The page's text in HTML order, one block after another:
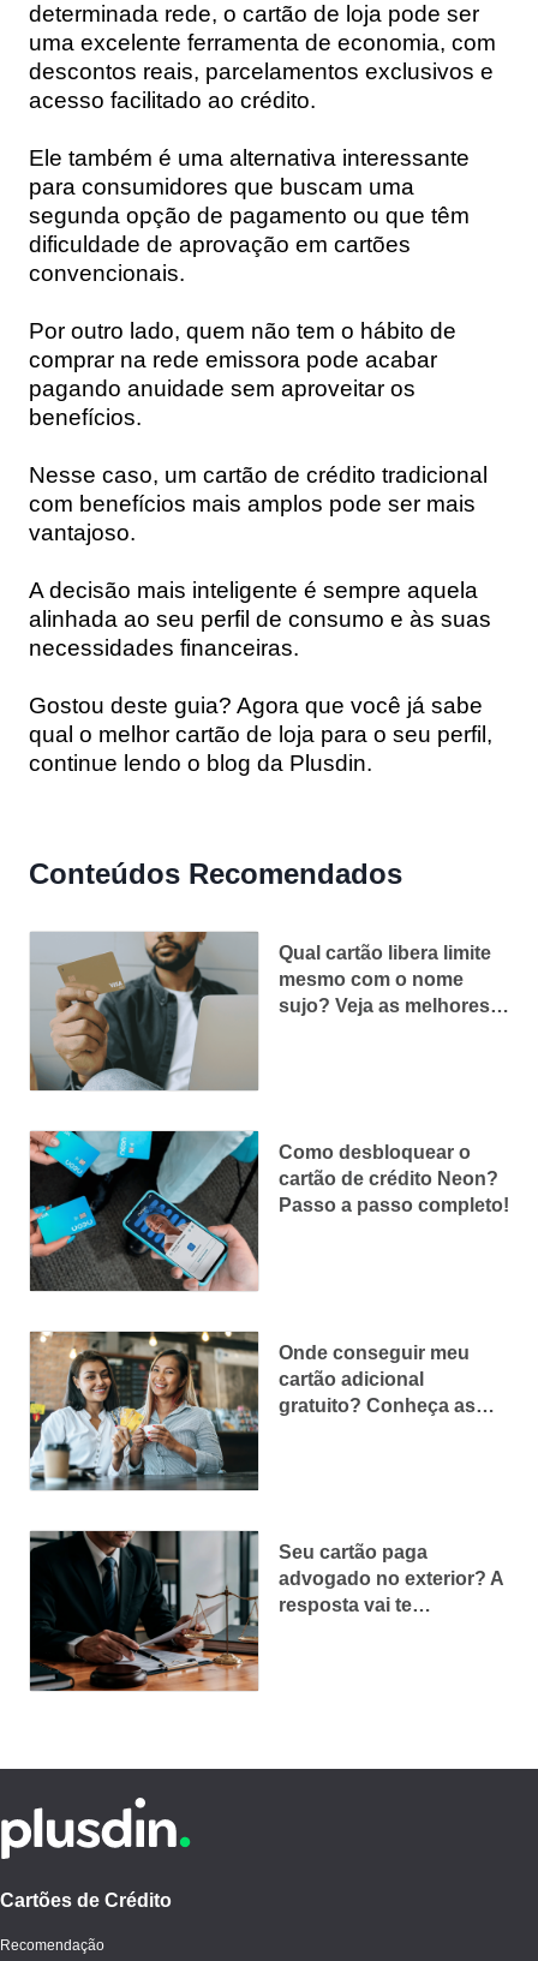
determinada rede, o cartão de loja pode ser
uma excelente ferramenta de economia, com
descontos reais, parcelamentos exclusivos e
acesso facilitado ao crédito.
Ele também é uma alternativa interessante
para consumidores que buscam uma
segunda opção de pagamento ou que têm
dificuldade de aprovação em cartões
convencionais.
Por outro lado, quem não tem o hábito de
comprar na rede emissora pode acabar
pagando anuidade sem aproveitar os
benefícios.
Nesse caso, um cartão de crédito tradicional
com benefícios mais amplos pode ser mais
vantajoso.
A decisão mais inteligente é sempre aquela
alinhada ao seu perfil de consumo e às suas
necessidades financeiras.
Gostou deste guia? Agora que você já sabe
qual o melhor cartão de loja para o seu perfil,
continue lendo o blog da Plusdin.
Conteúdos Recomendados
Qual cartão libera limite
mesmo com o nome
sujo? Veja as melhores
Como desbloquear o
cartão de crédito Neon?
Passo a passo completo!
Onde conseguir meu
cartão adicional
gratuito? Conheça as
Seu cartão paga
advogado no exterior? A
resposta vai te
Cartões de Crédito
Recomendação